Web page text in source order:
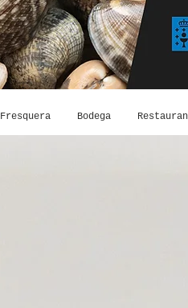
Fresquera Bodega